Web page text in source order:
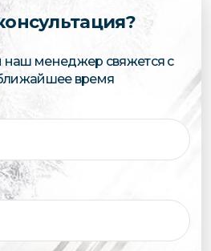
наш менеджер свяжется с
время